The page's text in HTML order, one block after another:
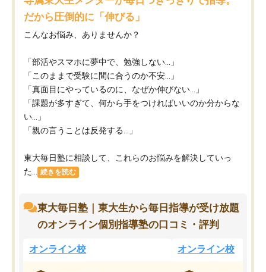
だから圧倒的に「伸びる」
こんなお悩み、ありませんか？
「部活やスマホに夢中で、勉強しない…」
「このままで受験に間に合うのか不安…」
「真面目にやっているのに、なぜか伸びない…」
「課題が多すぎて、何から手をつければいいのか分からな
い…」
「親の言うことは反発する…」
東大毎日塾に相談して、これらのお悩みを解決していっ
た...
続きを読む
東大毎日塾｜東大生から毎日指導が受け放題
のオンライン個別指導塾の口コミ・評判
オンライン校 オンライン校